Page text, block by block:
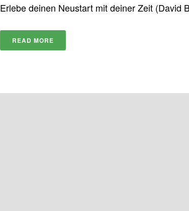
Erlebe deinen Neustart mit deiner Zeit (David
READ MORE